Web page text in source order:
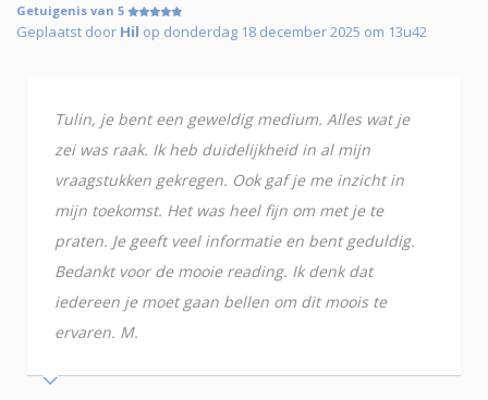
Getuigenis van 5
Geplaatst door Hil op donderdag 18 december 2025 om 13u42
Tulin, je bent een geweldig medium. Alles wat je
zei was raak. Ik heb duidelijkheid in al mijn
vraagstukken gekregen. Ook gaf je me inzicht in
mijn toekomst. Het was heel fijn om met je te
praten. Je geeft veel informatie en bent geduldig.
Bedankt voor de mooie reading. Ik denk dat
iedereen je moet gaan bellen om dit moois te
ervaren. M.